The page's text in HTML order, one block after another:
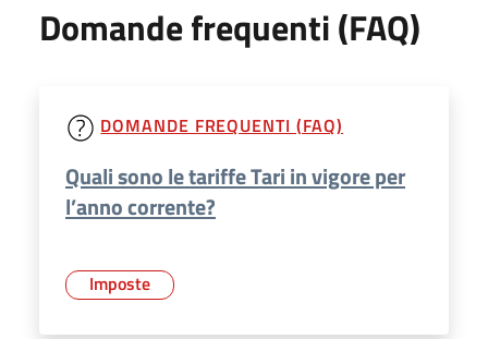
Domande frequenti (FAQ)
DOMANDE FREQUENTI (FAQ)
Quali sono le tariffe Tari in vigore per
l’anno corrente?
Imposte